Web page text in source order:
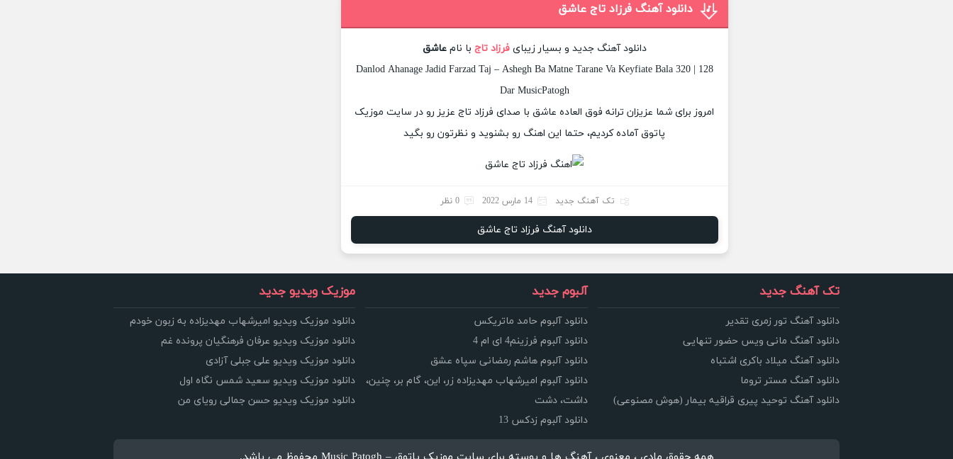
دانلود آهنگ فرزاد تاج عاشق
دانلود آهنگ جدید و بسیار زیبایفرزاد تاج با نامعاشق
Danlod Ahanage Jadid Farzad Taj – Ashegh Ba Matne Tarane Va Keyfiate Bala 320 | 128
Dar MusicPatogh
امروز برای شما عزیزان ترانه فوق العاده عاشق با صدای فرزاد تاج عزیز رو در سایت موزیک
پاتوق آماده کردیم، حتما این اهنگ رو بشنوید و نظرتون رو بگید
تک آهنگ جدید 14 مارس 2022 0 نظر
دانلود آهنگ فرزاد تاج عاشق
تک آهنگ جدید
دانلود آهنگ تور زمری تقدیر
دانلود آهنگ مانی ویس حضور تنهایی
دانلود آهنگ میلاد باکری اشتباه
دانلود آهنگ مستر تروما
دانلود آهنگ توحید پیری قراقیه بیمار (هوش مصنوعی)
آلبوم جدید
دانلود آلبوم حامد ماتریکس
دانلود آلبوم فرزینم4 ای ام 4
دانلود آلبوم هاشم رمضانی سپاه عشق
دانلود آلبوم امیرشهاب مهدیزاده زر، این، گام بر، چنین،
داشت، دشت
دانلود آلبوم زدکس 13
موزیک ویدیو جدید
دانلود موزیک ویدیو امیرشهاب مهدیزاده به زبون خودم
دانلود موزیک ویدیو عرفان فرهنگیان پرونده غم
دانلود موزیک ویدیو علی جبلی آزادی
دانلود موزیک ویدیو سعید شمس نگاه اول
دانلود موزیک ویدیو حسن جمالی رویای من